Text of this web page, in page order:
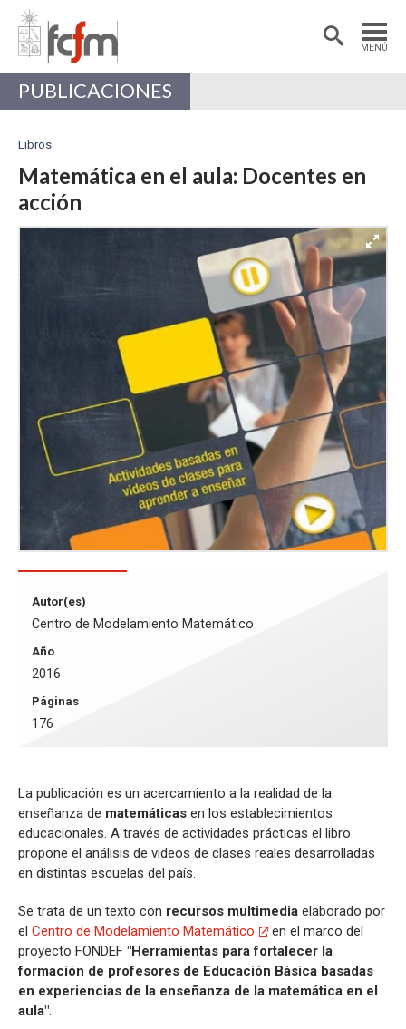
MENÚ
Estudiantes
Académicas/os
PUBLICACIONES
Libros
Matemática en el aula: Docentes en
acción
Autor(es)
Centro de Modelamiento Matemático
Año
2016
Páginas
176
La publicación es un acercamiento a la realidad de la
enseñanza de matemáticas en los establecimientos
educacionales. A través de actividades prácticas el libro
propone el análisis de videos de clases reales desarrolladas
en distintas escuelas del país.
Se trata de un texto con recursos multimedia elaborado por
el Centro de Modelamiento Matemático
en el marco del
proyecto FONDEF "Herramientas para fortalecer la
formación de profesores de Educación Básica basadas
en experiencias de la enseñanza de la matemática en el
aula".